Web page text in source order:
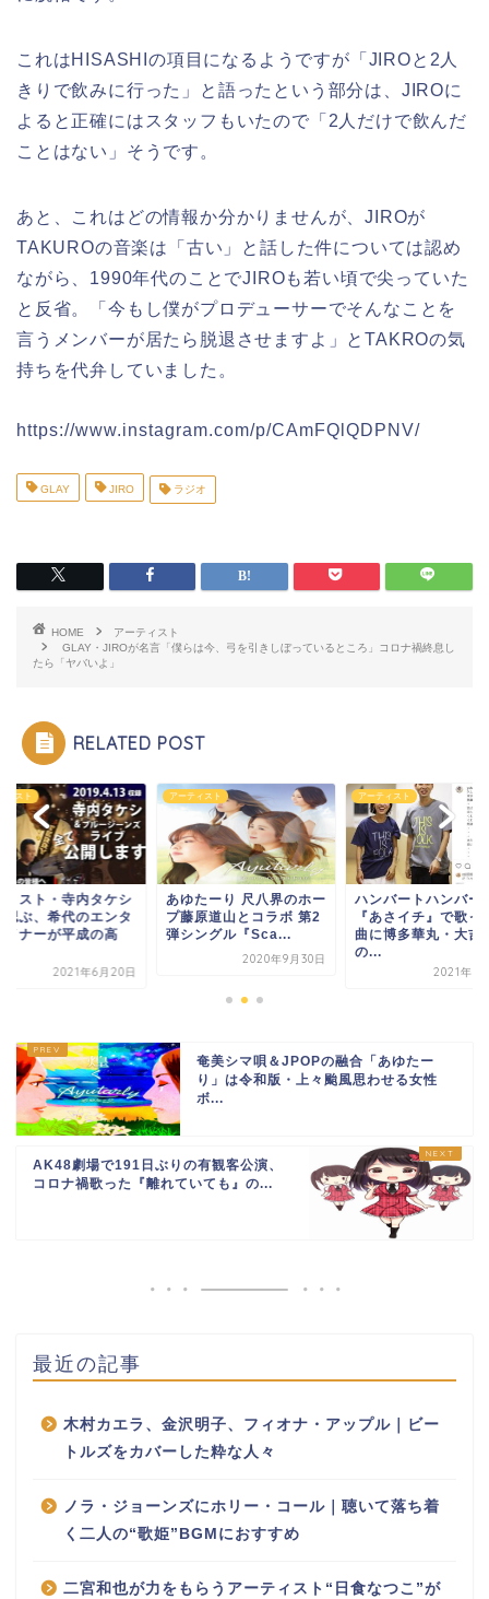
これはHISASHIの項目になるようですが「JIROと2人
きりで飲みに行った」と語ったという部分は、JIROに
よると正確にはスタッフもいたので「2人だけで飲んだ
ことはない」そうです。
あと、これはどの情報か分かりませんが、JIROが
TAKUROの音楽は「古い」と話した件については認め
ながら、1990年代のことでJIROも若い頃で尖っていた
と反省。「今もし僕がプロデューサーでそんなことを
言うメンバーが居たら脱退させますよ」とTAKROの気
持ちを代弁していました。
https://www.instagram.com/p/CAmFQlQDPNV/
GLAY JIRO ラジオ
HOME
アーティスト
GLAY・JIROが名言「僕らは今、弓を引きしぼっているところ」コロナ禍終息し
たら「ヤバいよ」
RELATED POST
ィスト
リスト・寺内タケシ
偲ぶ、希代のエンタ
イナーが平成の高
2021年6月20日
アーティスト
あゆたーり 尺八界のホー
プ藤原道山とコラボ 第2
弾シングル『Sca...
2020年9月30日
アーティスト
ハンバートハンバー
『あさイチ』で歌っ
曲に博多華丸・大吉
の...
2021年10
奄美シマ唄＆JPOPの融合「あゆたー
り」は令和版・上々颱風思わせる女性
ボ...
AK48劇場で191日ぶりの有観客公演、
コロナ禍歌った『離れていても』の...
最近の記事
木村カエラ、金沢明子、フィオナ・アップル｜ビー
トルズをカバーした粋な人々
ノラ・ジョーンズにホリー・コール｜聴いて落ち着
く二人の“歌姫”BGMにおすすめ
二宮和也が力をもらうアーティスト“日食なつこ”が